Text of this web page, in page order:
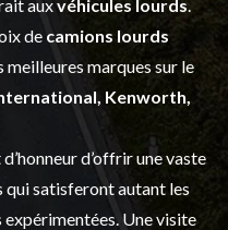
auxvéhicules lourds
de camions lourds
meilleures marques sur le
Kenworth,
d’offrir une vaste
qui satisferont autant les
expérimentées. Une visite